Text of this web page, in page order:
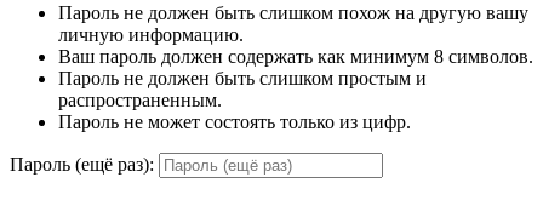
Пароль не должен быть слишком похож на другую вашу
личную информацию.
Ваш пароль должен содержать как минимум 8 символов.
Пароль не должен быть слишком простым и
распространенным.
Пароль не может состоять только из цифр.
Пароль (ещё раз):